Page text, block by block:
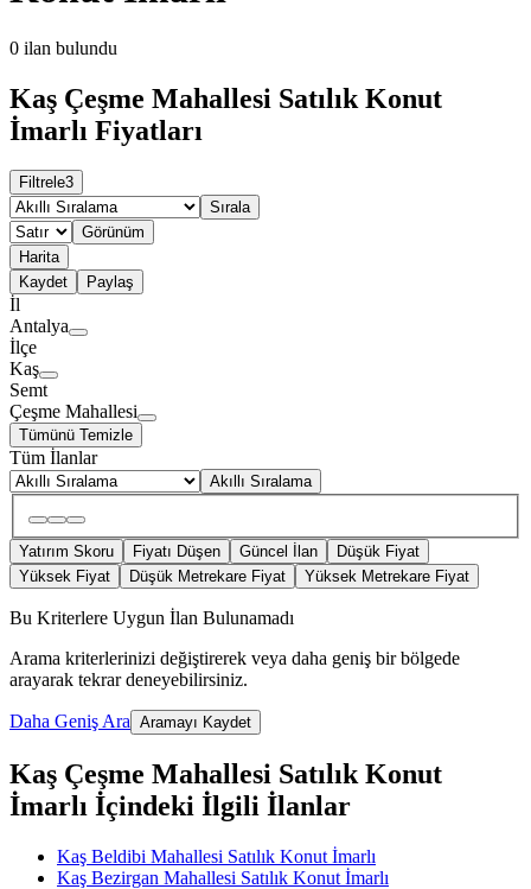
0 ilan bulundu
Kaş Çeşme Mahallesi Satılık Konut
İmarlı Fiyatları
Filtrele3
Sırala
Görünüm
Harita
Kaydet
Paylaş
İl
Antalya
İlçe
Kaş
Semt
Çeşme Mahallesi
Tümünü Temizle
Tüm İlanlar
Akıllı Sıralama
Yatırım Skoru Fiyatı Düşen Güncel İlan
Düşük Fiyat
Yüksek Fiyat
Düşük Metrekare Fiyat Yüksek Metrekare Fiyat
Bu Kriterlere Uygun İlan Bulunamadı
Arama kriterlerinizi değiştirerek veya daha geniş bir bölgede
arayarak tekrar deneyebilirsiniz.
Daha Geniş Ara Aramayı Kaydet
Kaş Çeşme Mahallesi Satılık Konut
İmarlı İçindeki İlgili İlanlar
Kaş Beldibi Mahallesi Satılık Konut İmarlı
Kaş Bezirgan Mahallesi Satılık Konut İmarlı